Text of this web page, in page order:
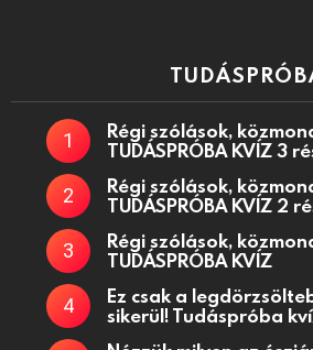
Régi szólások,
TUDÁSPRÓBA KVÍZ 3
Régi szólások,
TUDÁSPRÓBA KVÍZ 2
Régi szólások,
TUDÁSPRÓBA KVÍZ
Ez csak a
sikerül! Tudáspróba